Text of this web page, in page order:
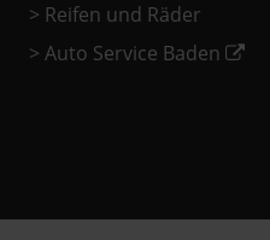
> Reifen und Räder
> Auto Service Baden